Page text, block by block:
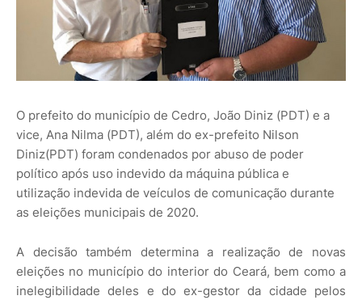
O prefeito do município de Cedro, João Diniz (PDT) e a
vice, Ana Nilma (PDT), além do ex-prefeito Nilson
Diniz(PDT) foram condenados por abuso de poder
político após uso indevido da máquina pública e
utilização indevida de veículos de comunicação durante
as eleições municipais de 2020.
A decisão também determina a realização de novas
eleições no município do interior do Ceará, bem como a
inelegibilidade deles e do ex-gestor da cidade pelos